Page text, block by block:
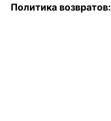
Политика возвратов: